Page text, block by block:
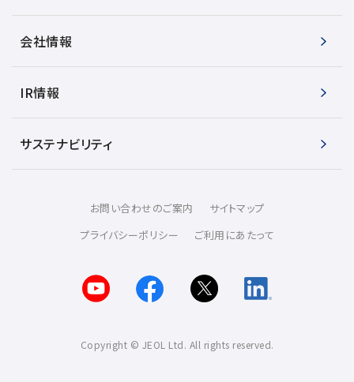
会社情報
IR情報
サステナビリティ
お問い合わせのご案内
サイトマップ
プライバシーポリシー
ご利用にあたって
Copyright © JEOL Ltd. All rights reserved.